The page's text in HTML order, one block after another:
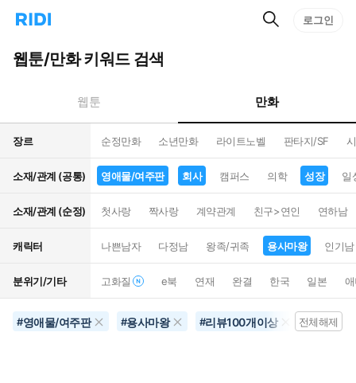
리
홈
으
턴
트
검
로그인
웹툰/만화 키워드 검색
웹툰 만화
장르 순정만화 소년만화 라이트노벨 판타지/SF
소재/관계 (공통) 영애물/여주판 회사 캠퍼스 의학 성장 일
소재/관계 (순정) 첫사랑 짝사랑 계약관계 친구>연인 연하남
캐릭터 나쁜남자 다정남 왕족/귀족 용사마왕 인기남
분위기/기타 고화질 e북 연재 완결 한국 일본
#영애물/여주판 #용사마왕 #리뷰100개이상 #삼각로
전체해제